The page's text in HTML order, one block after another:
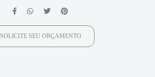
SOLICITE SEU ORÇAMENTO